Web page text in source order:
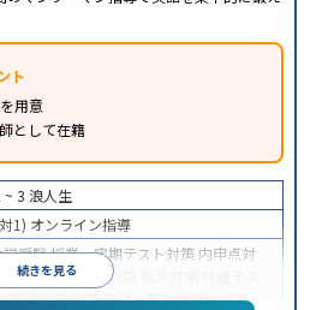
ト
用意
として在籍
続きを見る
~ 3 浪人生
1) オンライン指導
学受験授業・定期テスト対策 内申点対
の定着国公立大対策
(英語検定)対策英語・英会話特化対策